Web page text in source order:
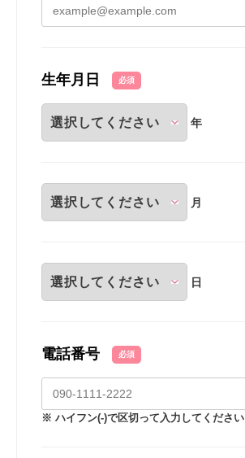
生年月日 必須
年
月
日
電話番号 必須
※ ハイフン(-)で区切って入力してください